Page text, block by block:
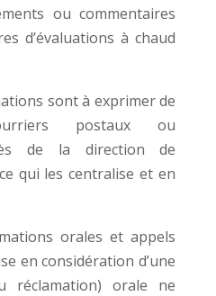
ou commentaires
d’évaluations à chaud
sont à exprimer de
postaux ou
de la direction de
qui les centralise et en
orales et appels
en considération d’une
réclamation) orale ne